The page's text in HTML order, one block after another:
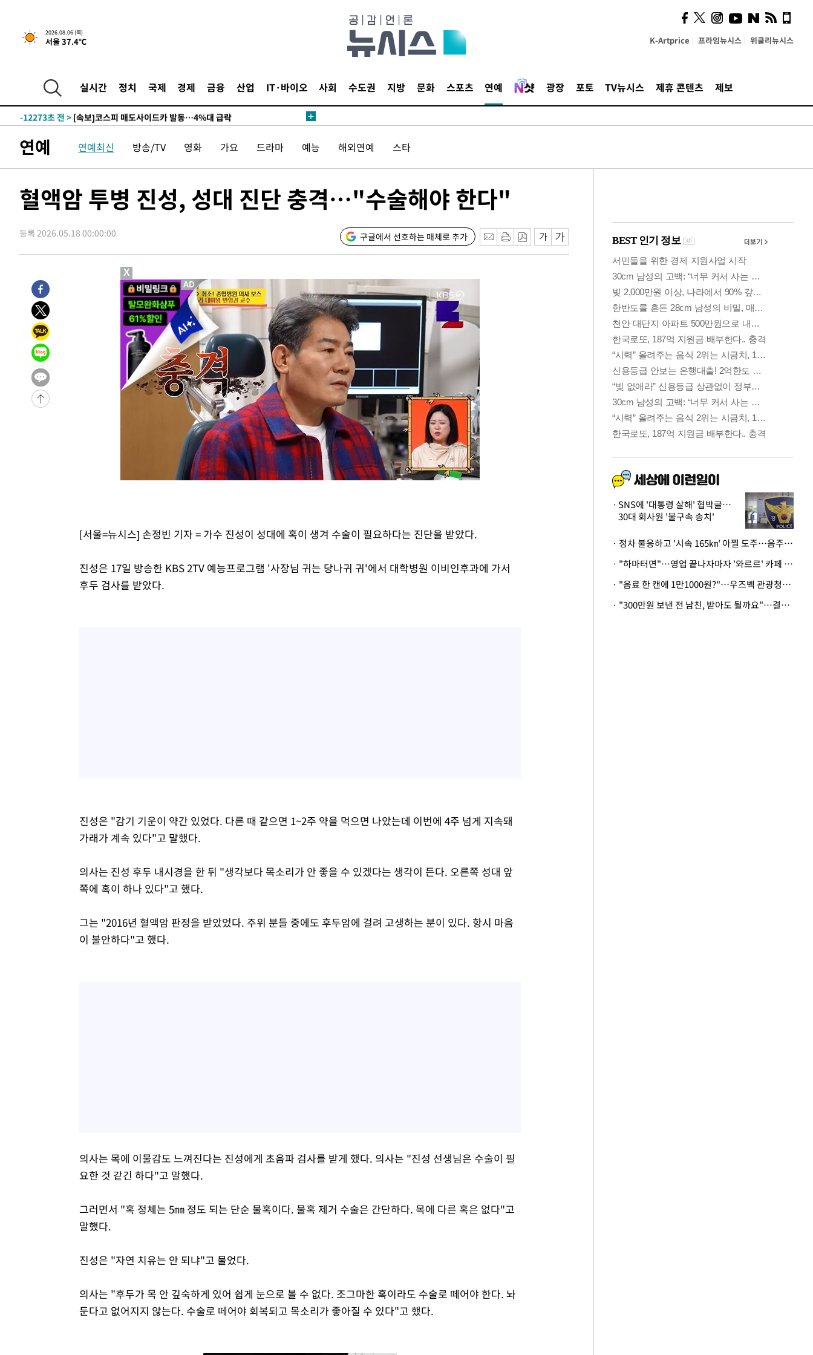
2026.08.06 (목)
서울 37.4℃ K-Artprice 프라임뉴시스 위클리뉴시스
실시간 정치 국제 경제 금융 산업 IT·바이오 사회 수도권 지방 문화 스포츠 연예 광장 포토 TV뉴시스 제휴 콘텐츠 제보
-17898초 전 >트럼프, 한국계 진보 주지사 후보 맹공…"공산주의가 최대 위협"
-17876초 전 > "美간섭에 합의 지연"…트럼프, '이란 호르무즈 통제권' 수용할까
-13093초 전 >
[속보]경찰, '홍명보 선임 논란' 대한축구협회·축구회관 등 압수수
-12480초 전 >
상
-12273초 전 > [속보]코스피 매도사이드카 발동…4%대 급락
-9106초 전 >
서울 열대야 15일째 지속…비공식 '초열대야' 30도 넘어
-7673초 전 >[속보]코스닥, 2.15포인트(0.27%) 내린 797.44 출발
-4103초 전 >6월 경상수지 497.3억 달러…두 달 연속 사상 최대
-1416초 전 >미 워싱턴주 스포캔 시의 통제불능 3개 산불, 방화선 일부 구축
1시간 전 >[속보] 호르무즈 해협 이란-오만 협상 기대속 뉴욕증시 혼조 마감 다우
[속보]코스닥, 800p 회복…0.26% 오른 801.67 마감
-31171초 전 >
[속보]코스피, 301.88포인트(4.58%) 내린 6296.38 마감
-31036초 전 >
[속보]원·달러 환율, 0.7원 내린 1423.8원 마감
-28635초 전 >
"여기 떨어졌다"…다누리, 스페이스X 로켓 달 충돌 흔적 포착
-25680초 전 >
손흥민, 5경기 연속골 실패…LAFC는 승부차기 끝 과달라하라 격파
-18281초 전 >
내일까지 39도 '펄펄'…기상청 "태풍 지나며 폭염 잠시 꺾인다"
-17918초 전 >
트럼프, 한국계 진보 주지사 후보 맹공…"공산주의가 최대 위협"
-17896초 전 >
"美간섭에 합의 지연"…트럼프, '이란 호르무즈 통제권' 수용할까
-14416초 전 >
[속보]산업장관 "李정부, 원전 반대 안해…안정 전력 위해 불가피"
[속보]경찰, '홍명보 선임 논란' 대한축구협회·축구회관 등 압수수
[속보]산업장관 "美무역법 제301조 과잉생산 결과 발표 8월 중 예
[속보]코스피 매도사이드카 발동…4%대 급락
[속보]전남광주 초대 시민추천 부시장에 백승주·윤난실
6월 경상수지 497.3억 달러…두 달 연속 사상 최대
미 워싱턴주 스포캔 시의 통제불능 3개 산불, 방화선 일부 구축
[속보] 호르무즈 해협 이란-오만 협상 기대속 뉴욕증시 혼조 마감 다우
연예 연예최신 방송/TV 영화 가요 드라마 예능 해외연예 스타
혈액암 투병 진성, 성대 진단 충격…"수술해야 한다"
등록 2026.05.18 00:00:00 구글에서 선호하는 매체로 추가
[서울=뉴시스] 손정빈 기자 = 가수 진성이 성대에 혹이 생겨 수술이 필요하다는 진단을 받았다.
진성은 17일 방송한 KBS 2TV 예능프로그램 '사장님 귀는 당나귀 귀'에서 대학병원 이비인후과에 가서
후두 검사를 받았다.
진성은 "감기 기운이 약간 있었다. 다른 때 같으면 1~2주 약을 먹으면 나았는데 이번에 4주 넘게 지속돼
가래가 계속 있다"고 말했다.
의사는 진성 후두 내시경을 한 뒤 "생각보다 목소리가 안 좋을 수 있겠다는 생각이 든다. 오른쪽 성대 앞
쪽에 혹이 하나 있다"고 했다.
그는 "2016년 혈액암 판정을 받았었다. 주위 분들 중에도 후두암에 걸려 고생하는 분이 있다. 항시 마음
이 불안하다"고 했다.
의사는 목에 이물감도 느껴진다는 진성에게 초음파 검사를 받게 했다. 의사는 "진성 선생님은 수술이 필
요한 것 같긴 하다"고 말했다.
그러면서 "혹 정체는 5㎜ 정도 되는 단순 물혹이다. 물혹 제거 수술은 간단하다. 목에 다른 혹은 없다"고
말했다.
진성은 "자연 치유는 안 되냐"고 물었다.
의사는 "후두가 목 안 깊숙하게 있어 쉽게 눈으로 볼 수 없다. 조그마한 혹이라도 수술로 떼어야 한다. 놔
둔다고 없어지지 않는다. 수술로 떼어야 회복되고 목소리가 좋아질 수 있다"고 했다.
"5·8·9호선 출퇴근 혼잡,
정부 국비지원 필요"
SNS에 '대통령 살해' 협박글…
30대 회사원 '불구속 송치'
· 정차 불응하고 '시속 165㎞' 아찔 도주…음주운전자 체포
· "하마터면"…영업 끝나자마자 '와르르' 카페 테라스 덮친 대리석 외벽
· "음료 한 캔에 1만1000원?"…우즈벡 관광청까지 나섰다, 유튜버 폭로 후폭풍
· "300만원 보낸 전 남친, 받아도 될까요"…결혼 앞둔 예비신부의 뜻밖 고충
X